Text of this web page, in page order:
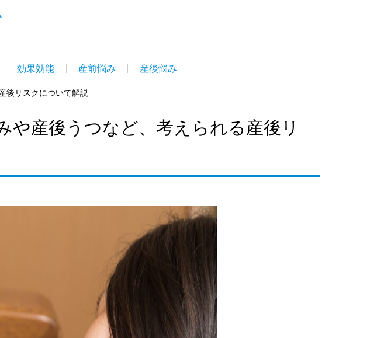
効果効能 産前悩み 産後悩み
後リスクについて解説
や産後うつなど、考えられる産後リ